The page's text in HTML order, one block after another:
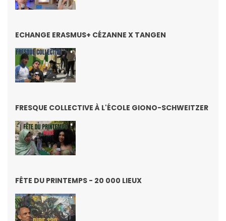
ECHANGE ERASMUS+ CÉZANNE X TANGEN
FRESQUE COLLECTIVE À L'ÉCOLE GIONO-SCHWEITZER
FÊTE DU PRINTEMPS - 20 000 LIEUX